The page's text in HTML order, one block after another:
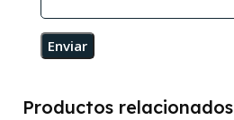
Productos relacionados